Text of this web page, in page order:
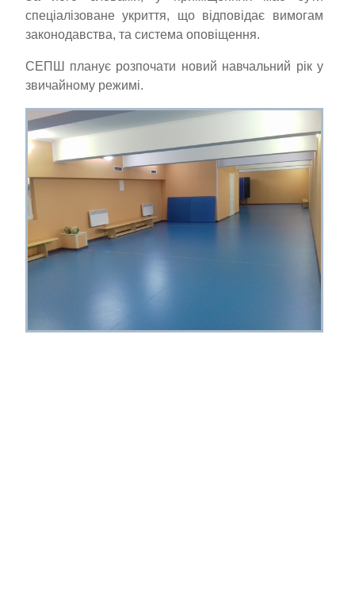
спеціалізоване укриття, що відповідає вимогам
законодавства, та система оповіщення.
СЕПШ планує розпочати новий навчальний рік у
звичайному режимі.